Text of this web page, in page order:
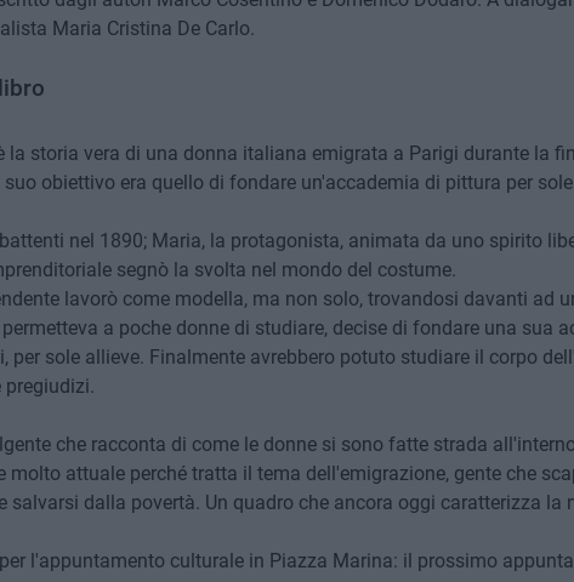
Maria Cristina De Carlo.
la storia vera di una donna italiana emigrata a Parigi durante la
obiettivo era quello di fondare un'accademia di pittura per
nel 1890; Maria, la protagonista, animata da uno spirito
segnò la svolta nel mondo del costume.
lavorò come modella, ma non solo, trovandosi davanti ad
a poche donne di studiare, decise di fondare una sua
per sole allieve. Finalmente avrebbero potuto studiare il corpo
pregiudizi.
che racconta di come le donne si sono fatte strada
molto attuale perché tratta il tema dell'emigrazione, gente che
salvarsi dalla povertà. Un quadro che ancora oggi caratterizza la
l'appuntamento culturale in Piazza Marina: il prossimo